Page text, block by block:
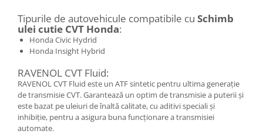
Tipurile de autovehicule compatibile cu Schimb
ulei cutie CVT Honda:
Honda Civic Hydrid
Honda Insight Hybrid
RAVENOL CVT Fluid:
RAVENOL CVT Fluid este un ATF sintetic pentru ultima generație
de transmisie CVT. Garantează un optim de transmisie a puterii și
este bazat pe uleiuri de înaltă calitate, cu aditivi speciali și
inhibiție, pentru a asigura buna funcționare a transmisiei
automate.